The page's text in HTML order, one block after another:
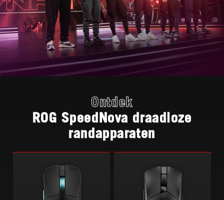
Ontdek
ROG SpeedNova draadloze
randapparaten